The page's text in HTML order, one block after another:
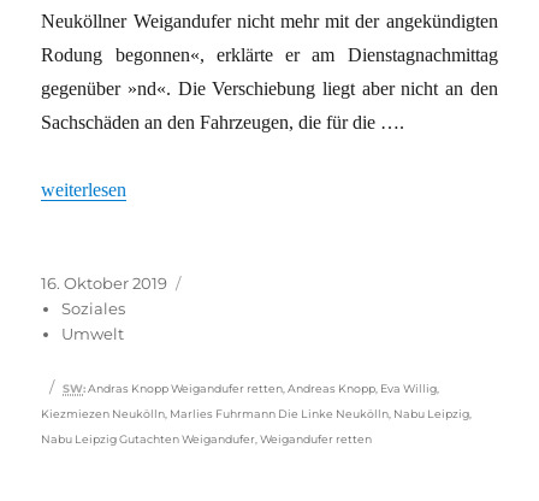
Neuköllner Weigandufer nicht mehr mit der angekündigten
Rodung begonnen«, erklärte er am Dienstagnachmittag
gegenüber »nd«. Die Verschiebung liegt aber nicht an den
Sachschäden an den Fahrzeugen, die für die ….
„Rodung am Weigandufer verschoben“
weiterlesen
Veröffentlicht
am
16. Oktober 2019
Soziales
Umwelt
Schlagwörter
SW: Andras Knopp Weigandufer retten ,Andreas Knopp Eva Willig
Kiezmiezen Neukölln Marlies Fuhrmann Die Linke Neukölln Nabu Leipzig
Nabu Leipzig Gutachten Weigandufer ,Weigandufer retten